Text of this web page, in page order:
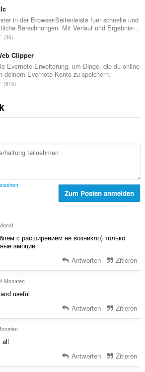
r
t
u
n
e
n
:
B
e
w
e
r
t
u
n
e
n
s
a
m
t
B
e
w
e
t
u
e
in der Browser-Seitenleiste fuer schnelle und
Berechnungen. Mit Verlauf und Ergebnis-...
G
s
a
m
t
B
e
r
t
g
36
Clipper
Evernote-Erweiterung, um Dinge, die du online
deinem Evernote-Konto zu speichern.
G
s
a
e
B
e
n
e
n
610
Zum Posten anmelden
с расширением не возникло) только
эмоции
Antworten Zitieren
Monaten
useful
Antworten Zitieren
all
Antworten Zitieren